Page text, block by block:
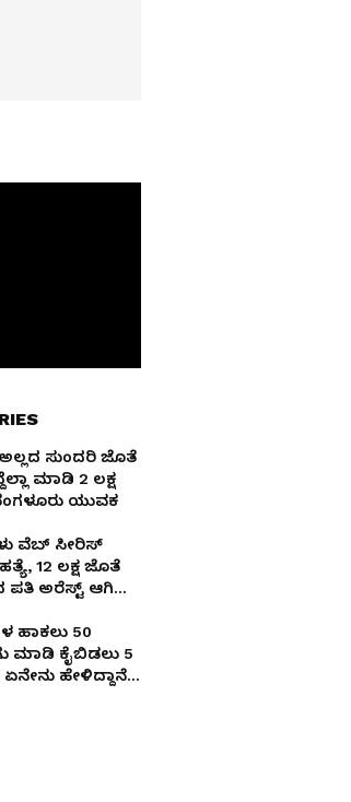
ಸುಂದರಿ ಜೊತೆ
ಮಾಡಿ 2 ಲಕ್ಷ
ಯುವಕ
ವೆಬ್ ಸೀರಿಸ್
₹12 ಲಕ್ಷ ಜೊತೆ
ಅರೆಸ್ಟ್ ಆಗಿದ್ದು
ಹಾಕಲು 50
ಮಾಡಿ ಕೈಬಿಡಲು 5